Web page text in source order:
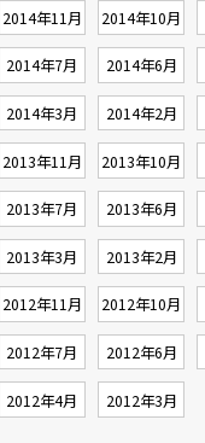
2014年11月 2014年10月
2014年7月 2014年6月
2014年3月 2014年2月
2013年11月 2013年10月
2013年7月 2013年6月
2013年3月 2013年2月
2012年11月 2012年10月
2012年7月 2012年6月
2012年4月 2012年3月